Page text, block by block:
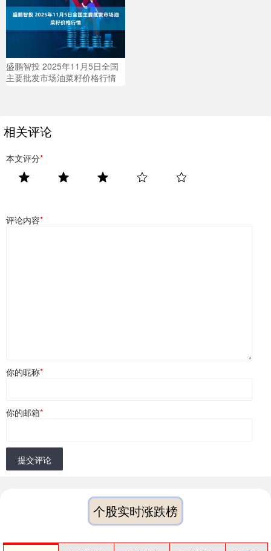
盛鹏智投 2025年11月5日全国
主要批发市场油菜籽价格行情
相关评论
本文评分*
评论内容*
你的昵称*
你的邮箱*
提交评论
个股实时涨跌榜